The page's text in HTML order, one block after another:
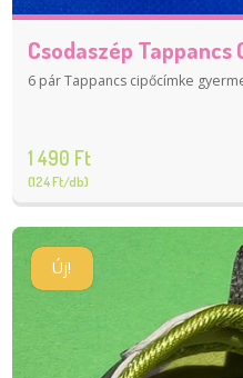
Csodaszép Tappancs
6 pár Tappancs cipőcímke
1 490 Ft
(124 Ft/db)
Új!